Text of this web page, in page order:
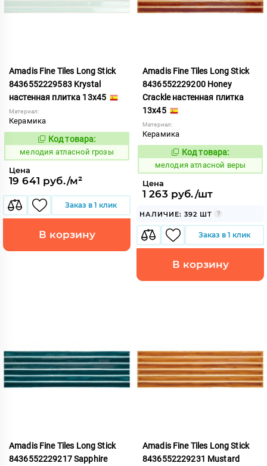
Amadis Fine Tiles Long Stick
8436552229583 Krystal
настенная плитка 13x45
Материал:
Керамика
968019
Код товара:
мелодия атласной грозы
Цена
19 641 руб./м²
Заказ в 1 клик
В корзину
Amadis Fine Tiles Long Stick
8436552229200 Honey
Crackle настенная плитка
13x45
Материал:
Керамика
968008
Код товара:
мелодия атласной веры
Цена
1 263 руб./шт
НАЛИЧИЕ: 392 ШТ
Заказ в 1 клик
В корзину
Amadis Fine Tiles Long Stick
8436552229217 Sapphire
Amadis Fine Tiles Long Stick
8436552229231 Mustard